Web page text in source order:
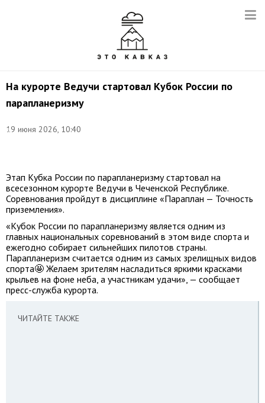
На курорте Ведучи стартовал Кубок России по
парапланеризму
19 июня 2026, 10:40
©
Этап Кубка России по парапланеризму стартовал на
всесезонном курорте Ведучи в Чеченской Республике.
Соревнования пройдут в дисциплине «Параплан — Точность
приземления».
«Кубок России по парапланеризму является одним из
главных национальных соревнований в этом виде спорта и
ежегодно собирает сильнейших пилотов страны.
Парапланеризм считается одним из самых зрелищных видов
спорта🤩 Желаем зрителям насладиться яркими красками
крыльев на фоне неба, а участникам удачи», — сообщает
пресс-служба курорта.
ЧИТАЙТЕ ТАКЖЕ